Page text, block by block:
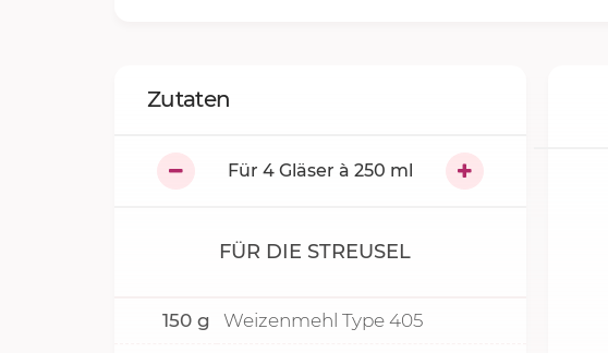
Zutaten
Für 4 Gläser à 250 ml
FÜR DIE STREUSEL
150 g Weizenmehl Type 405